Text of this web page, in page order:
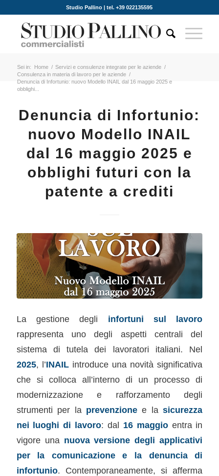
Studio Pallino | tel. +39 022135595
Sei in: Home / Servizi e consulenze integrate per le aziende /
Consulenza in materia di lavoro per le aziende /
Denuncia di Infortunio: nuovo Modello INAIL dal 16 maggio 2025 e
obblighi...
Denuncia di Infortunio:
nuovo Modello INAIL
dal 16 maggio 2025 e
obblighi futuri con la
patente a crediti
La gestione degli infortuni sul lavoro
rappresenta uno degli aspetti centrali del
sistema di tutela dei lavoratori italiani. Nel
2025, l’INAILintroduce una novità significativa
che si colloca all’interno di un processo di
modernizzazione e rafforzamento degli
strumenti per la prevenzione e lasicurezza
nei luoghi di lavoro: dal 16 maggioentra in
vigore una nuova versione degli applicativi
per la comunicazione e la denuncia di
infortunio. Contemporaneamente, si afferma